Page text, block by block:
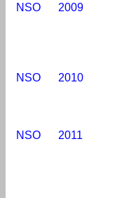
NSO
2009
NSO
2010
NSO
2011